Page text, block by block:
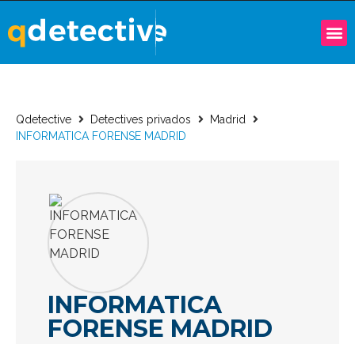
Qdetective Detectives privados
Madrid
INFORMATICA FORENSE MADRID
INFORMATICA
FORENSE MADRID